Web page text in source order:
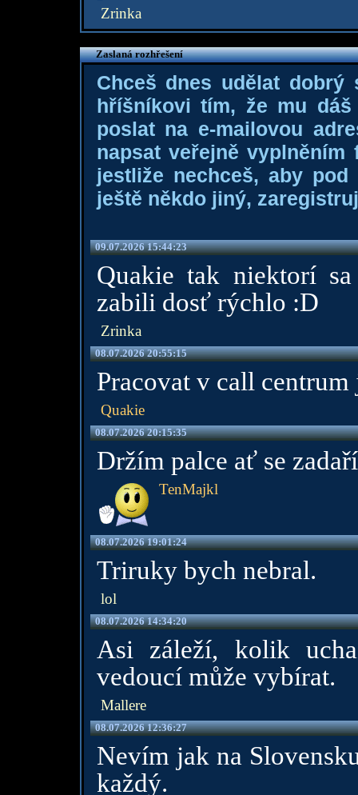
Zrinka
Zaslaná rozhřešení
Chceš dnes udělat dobrý
hříšníkovi tím, že mu
poslat na e-mailovou
napsat veřejně
jestliže nechceš, aby
ještě někdo jiný,
09.07.2026 15:44:23
Quakie tak niektorí
zabili dosť rýchlo :D
Zrinka
08.07.2026 20:55:15
Pracovat v call
Quakie
08.07.2026 20:15:35
Držím palce ať se
TenMajkl
08.07.2026 19:01:24
Triruky bych nebral.
lol
08.07.2026 14:34:20
Asi záleží, kolik
vedoucí může vybírat.
Mallere
08.07.2026 12:36:27
Nevím jak na
každý.